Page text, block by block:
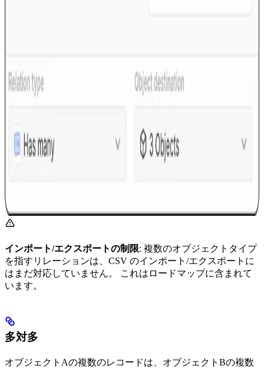
インポート/エクスポートの制限: 複数のオブジェクトタイプ
を指すリレーションは、CSV のインポート/エクスポートに
はまだ対応していません。 これはロードマップに含まれて
います。
多対多
オブジェクトAの複数のレコードは、オブジェクトBの複数